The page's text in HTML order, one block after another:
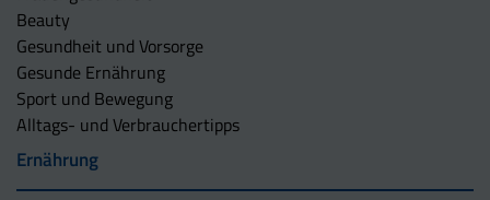
Beauty
Gesundheit und Vorsorge
Gesunde Ernährung
Sport und Bewegung
Alltags- und Verbrauchertipps
Ernährung